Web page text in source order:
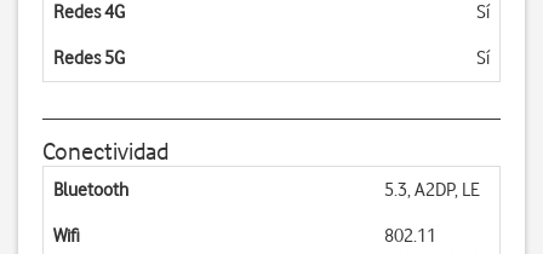
Redes 4G Sí
Redes 5G Sí
Conectividad
Bluetooth 5.3, A2DP, LE
Wifi
802.11